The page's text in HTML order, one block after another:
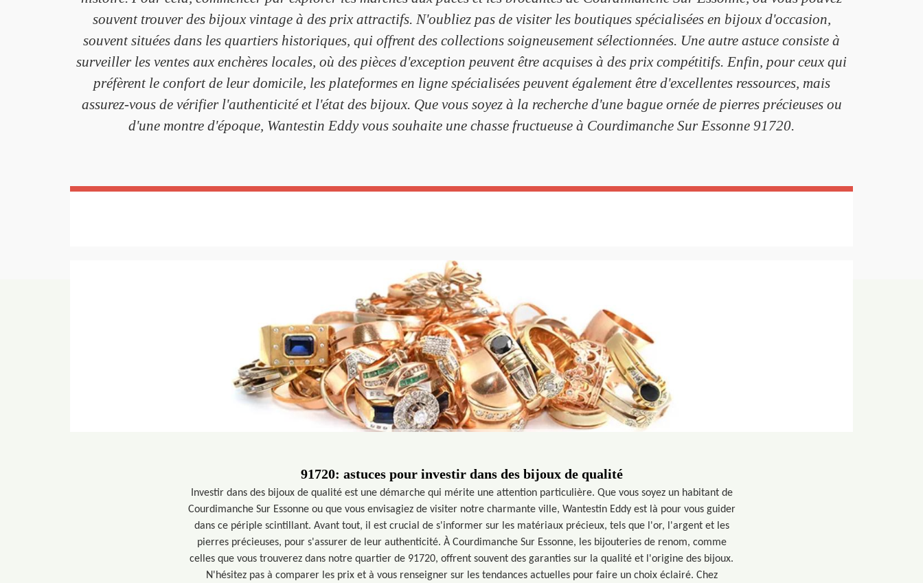
souvent trouver des bijoux vintage à des prix attractifs. N'oubliez pas de visiter les boutiques spécialisées en bijoux d'occasion,
souvent situées dans les quartiers historiques, qui offrent des collections soigneusement sélectionnées. Une autre astuce consiste à
surveiller les ventes aux enchères locales, où des pièces d'exception peuvent être acquises à des prix compétitifs. Enfin, pour ceux qui
préfèrent le confort de leur domicile, les plateformes en ligne spécialisées peuvent également être d'excellentes ressources, mais
assurez-vous de vérifier l'authenticité et l'état des bijoux. Que vous soyez à la recherche d'une bague ornée de pierres précieuses ou
d'une montre d'époque, Wantestin Eddy vous souhaite une chasse fructueuse à Courdimanche Sur Essonne 91720.
91720: astuces pour investir dans des bijoux de qualité
Investir dans des bijoux de qualité est une démarche qui mérite une attention particulière. Que vous soyez un habitant de
Courdimanche Sur Essonne ou que vous envisagiez de visiter notre charmante ville, Wantestin Eddy est là pour vous guider
dans ce périple scintillant. Avant tout, il est crucial de s'informer sur les matériaux précieux, tels que l'or, l'argent et les
pierres précieuses, pour s'assurer de leur authenticité. À Courdimanche Sur Essonne, les bijouteries de renom, comme
celles que vous trouverez dans notre quartier de 91720, offrent souvent des garanties sur la qualité et l'origine des bijoux.
N'hésitez pas à comparer les prix et à vous renseigner sur les tendances actuelles pour faire un choix éclairé. Chez